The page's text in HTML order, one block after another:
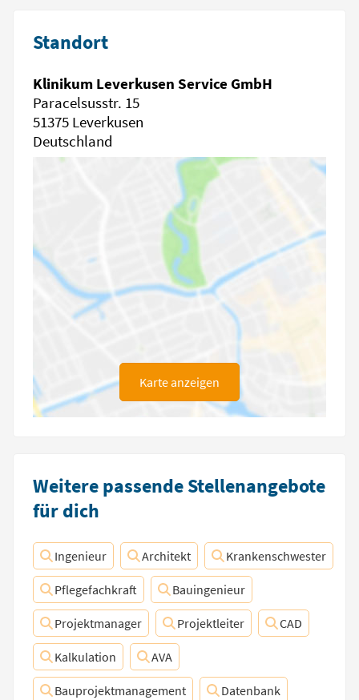
Standort
Klinikum Leverkusen Service GmbH
Paracelsusstr. 15
51375 Leverkusen
Deutschland
Karte anzeigen
Weitere passende Stellenangebote
für dich
Ingenieur Architekt Krankenschwester
Pflegefachkraft Bauingenieur
Projektmanager Projektleiter CAD
Kalkulation AVA
Bauprojektmanagement Datenbank